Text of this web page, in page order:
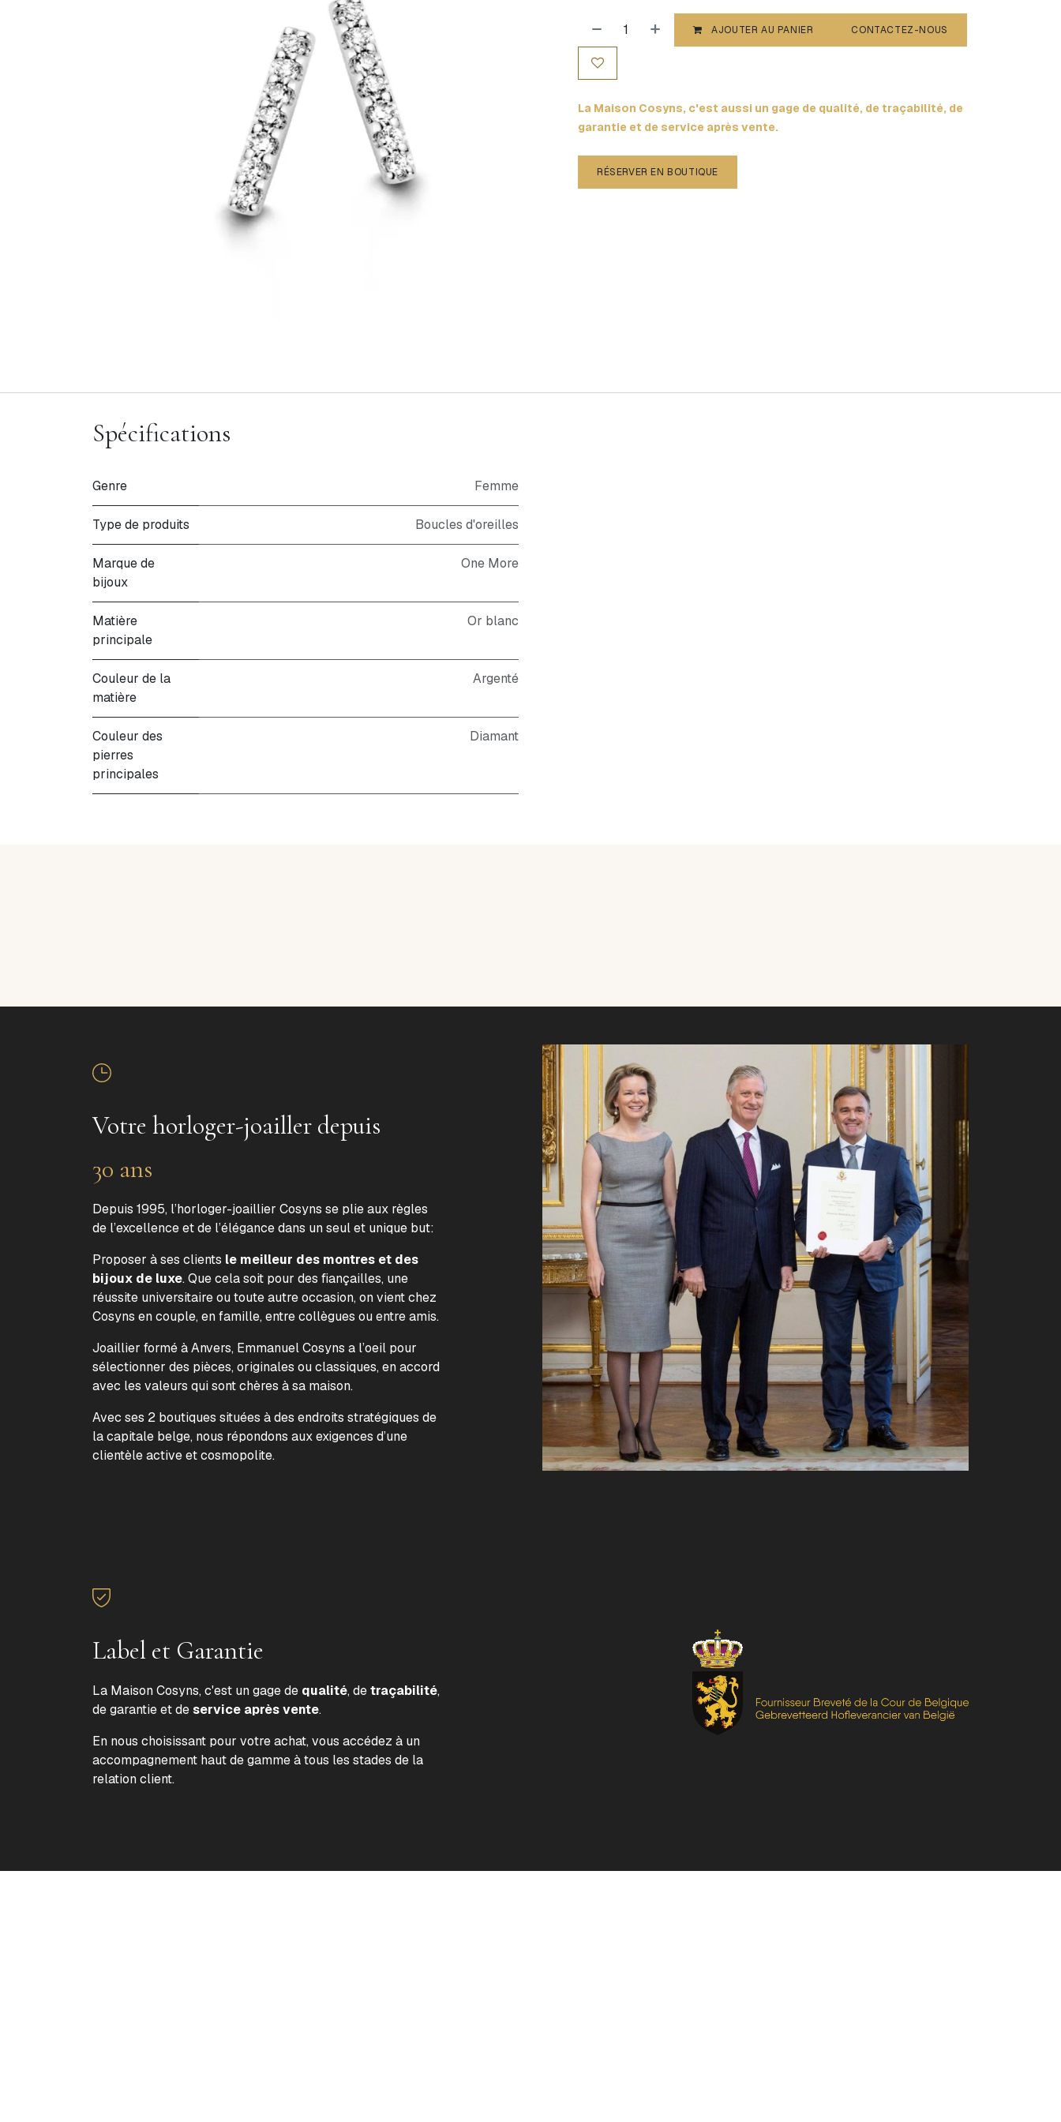
AJOUTER AU PANIER CONTACTEZ-NOUS
La Maison Cosyns, c'est aussi un gage de qualité, de traçabilité, de
garantie et de service après vente.
RÉSERVER EN BOUTIQUE
Spécifications
Genre Femme
Type de produits Boucles d'oreilles
Marque de
bijoux
One More
Matière
principale
Or blanc
Couleur de la
matière
Argenté
Couleur des
pierres
principales
Diamant
Votre horloger-joailler depuis
30 ans
Depuis 1995, l’horloger-joaillier Cosyns se plie aux règles
de l’excellence et de l’élégance dans un seul et unique but:
Proposer à ses clients le meilleur des montres et des
bijoux de luxe. Que cela soit pour des fiançailles, une
réussite universitaire ou toute autre occasion, on vient chez
Cosyns en couple, en famille, entre collègues ou entre amis.
Joaillier formé à Anvers, Emmanuel Cosyns a l’oeil pour
sélectionner des pièces, originales ou classiques, en accord
avec les valeurs qui sont chères à sa maison.
Avec ses 2 boutiques situées à des endroits stratégiques de
la capitale belge, nous répondons aux exigences d’une
clientèle active et cosmopolite.
Label et Garantie
La Maison Cosyns, c'est un gage de qualité, detraçabilité,
de garantie et deservice après vente.
En nous choisissant pour votre achat, vous accédez à un
accompagnement haut de gamme à tous les stades de la
relation client.